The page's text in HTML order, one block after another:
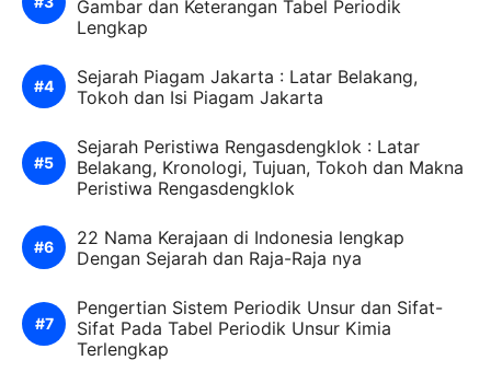
Gambar dan Keterangan Tabel Periodik
Lengkap
Sejarah Piagam Jakarta : Latar Belakang,
Tokoh dan Isi Piagam Jakarta
Sejarah Peristiwa Rengasdengklok : Latar
Belakang, Kronologi, Tujuan, Tokoh dan Makna
Peristiwa Rengasdengklok
22 Nama Kerajaan di Indonesia lengkap
Dengan Sejarah dan Raja-Raja nya
Pengertian Sistem Periodik Unsur dan Sifat-
Sifat Pada Tabel Periodik Unsur Kimia
Terlengkap